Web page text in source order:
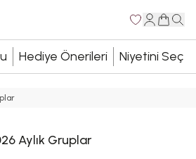
Hediye Önerileri Niyetini Seç
Aylık Gruplar